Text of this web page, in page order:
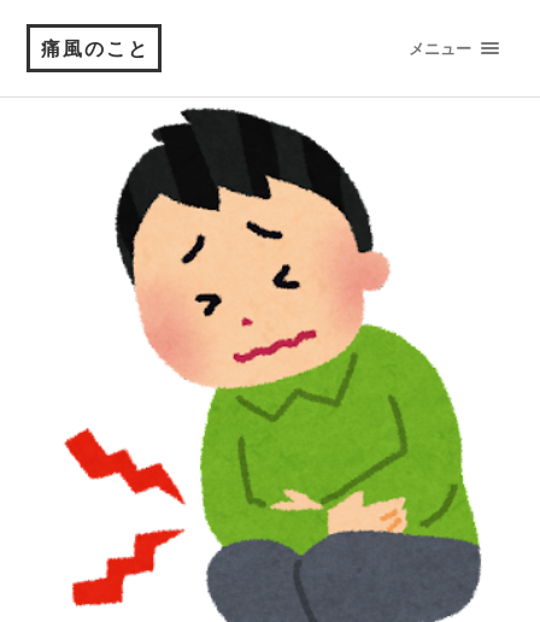
痛風のこと メニュー